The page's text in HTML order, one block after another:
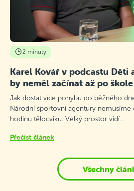
2 minuty
Karel Kovář v podcastu Děti
by neměl začínat až po škole
Jak dostat více pohybu do běžného
Národní sportovní agentury nemusíme
hodinu tělocviku. Velký prostor vidí…
Přečíst článek
Všechny